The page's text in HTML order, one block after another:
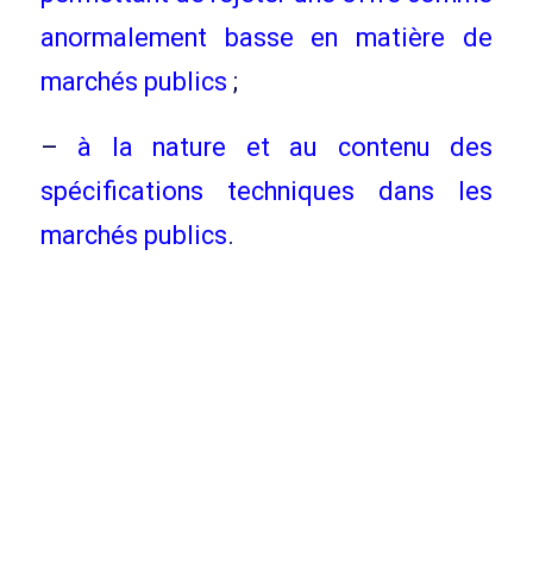
anormalement basse en matière de
marchés publics ;
– à la nature et au contenu des
spécifications techniques dans les
marchés publics.